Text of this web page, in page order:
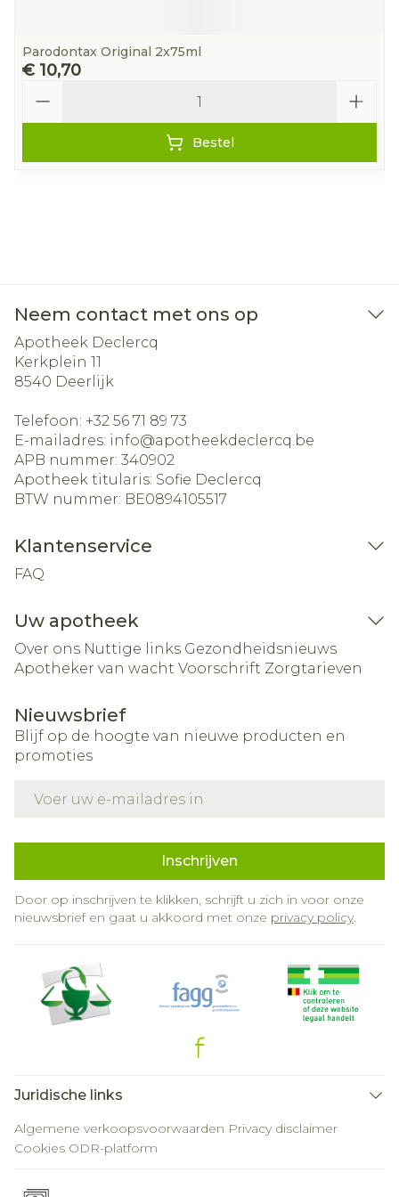
Parodontax Original 2x75ml
€ 10,70
Bestel
Neem contact met ons op
Apotheek Declercq
Kerkplein 11
8540 Deerlijk
Telefoon: +32 56 71 89 73
E-mailadres: info@apotheekdeclercq.be
APB nummer: 340902
Apotheek titularis: Sofie Declercq
BTW nummer: BE0894105517
Klantenservice
FAQ
Uw apotheek
Over ons Nuttige links Gezondheidsnieuws
Apotheker van wacht Voorschrift Zorgtarieven
Nieuwsbrief
Blijf op de hoogte van nieuwe producten en
promoties
Inschrijven
Door op inschrijven te klikken, schrijft u zich in voor onze
nieuwsbrief en gaat u akkoord met onze privacy policy.
Juridische links
Algemene verkoopsvoorwaarden Privacy disclaimer
Cookies ODR-platform